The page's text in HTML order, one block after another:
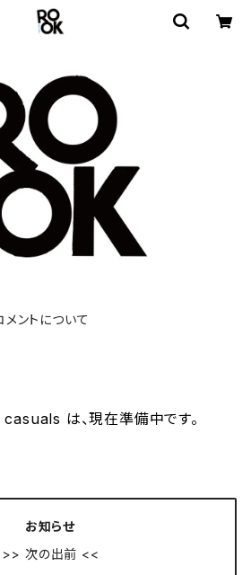
ントについて
は、現在準備中です。
お知らせ
>> 次の出前 <<